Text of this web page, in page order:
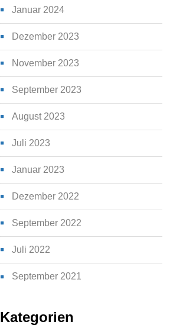
Januar 2024
Dezember 2023
November 2023
September 2023
August 2023
Juli 2023
Januar 2023
Dezember 2022
September 2022
Juli 2022
September 2021
Kategorien